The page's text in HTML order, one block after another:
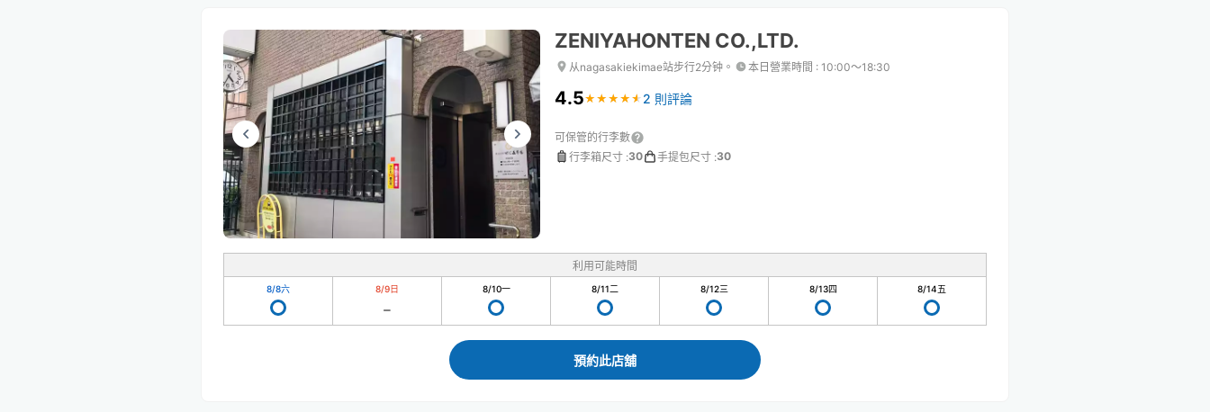
ZENIYAHONTEN CO.,LTD.
从nagasakiekimae站步行2分钟。 本日營業時間 : 10:00〜18:30
4.5★ ★ ★ ★ ★
★ ★ ★ ★ ★ 2 則評論
可保管的行李數
行李箱尺寸 :30 手提包尺寸 :30
利用可能時間
8/8六 8/9日 8/10一 8/11二 8/12三 8/13四 8/14五
預約此店舖